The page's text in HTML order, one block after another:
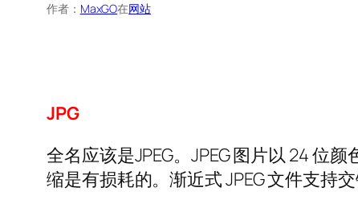
作者： MaxGO在网站
JPG
全名应该是JPEG。JPEG 图片以 24 位
缩是有损耗的。渐近式 JPEG 文件支持交